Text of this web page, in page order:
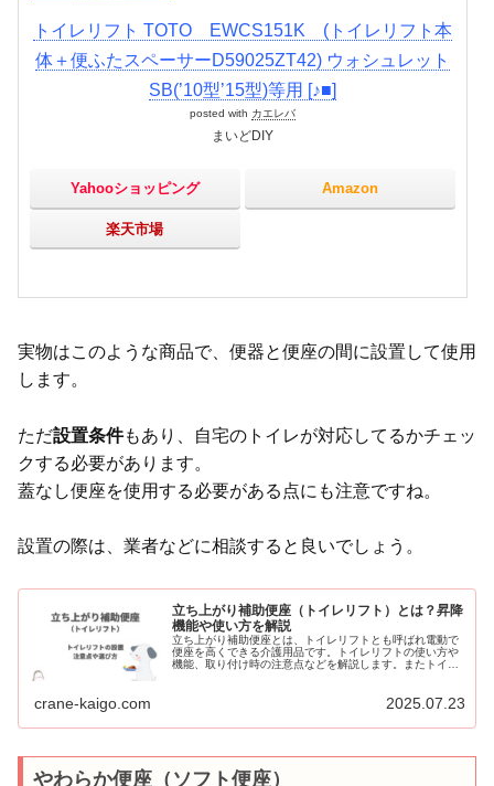
トイレリフト TOTO EWCS151K (トイレリフト本
体＋便ふたスペーサーD59025ZT42) ウォシュレット
SB(’10型’15型)等用 [♪■]
posted with カエレバ
まいどDIY
Yahooショッピング Amazon
楽天市場
実物はこのような商品で、便器と便座の間に設置して使用
します。
ただ設置条件もあり、自宅のトイレが対応してるかチェッ
クする必要があります。
蓋なし便座を使用する必要がある点にも注意ですね。
設置の際は、業者などに相談すると良いでしょう。
立ち上がり補助便座（トイレリフト）とは？昇降
機能や使い方を解説
立ち上がり補助便座とは、トイレリフトとも呼ばれ電動で
便座を高くできる介護用品です。トイレリフトの使い方や
機能、取り付け時の注意点などを解説します。またトイレ
crane-kaigo.com 2025.07.23
やわらか便座（ソフト便座）